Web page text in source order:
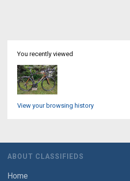
You recently viewed
View your browsing history
ABOUT CLASSIFIEDS
Home